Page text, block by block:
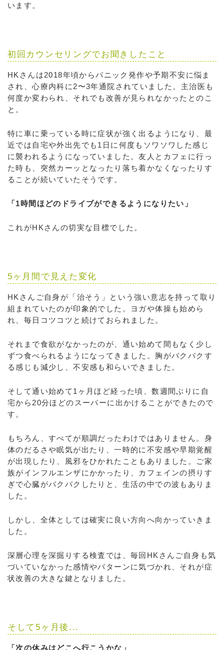
います。
初回カウンセリングでお聞きしたこと
HKさんは2018年頃からパニック発作や予期不安に悩ま
され、心療内科に2〜3年通院されていました。主治医も
何度か変わられ、それでも改善が見られなかったとのこ
と。
特に車に乗っている時に症状が強く出るようになり、最
近では自宅や外出先でも1日に何度もソワソワした感じ
に襲われるようになっていました。友人とカフェに行っ
た時も、突然カーッとなったり落ち着かなくなったりす
ることが続いていたそうです。
「1時間ほどのドライブができるようになりたい」
これがHKさんの切実な目標でした。
5ヶ月間で見えた変化
HKさんご自身が「治そう」という強い意志を持って取り
組まれていたのが印象的でした。ヨガや体操も始めら
れ、毎日コツコツと続けておられました。
それまで食欲がなかったのが、通い始めて間もなく少し
ずつ食べられるようになってきました。胸がバクバクす
る感じも減少し、不安感も和らいできました。
そして通い始めて1ヶ月ほど経った頃、数週間ぶりに自
宅から20分ほどのスーパーに出かけることができたので
す。
もちろん、すべてが順調だったわけではありません。身
体のだるさや眠気が出たり、一時的に不安感や早期覚醒
が出現したり、風邪をひかれたこともありました。ご家
族がインフルエンザにかかったり、カフェインの摂りす
ぎで心臓がバクバクしたりと、生活の中での波もありま
した。
しかし、全体としては確実に良い方向へ向かっていきま
した。
深層心理を深掘りする検査では、毎回HKさんご自身も気
づいていなかった感情やパターンに気づかれ、それが症
状改善の大きな鍵となりました。
そして5ヶ月後...
「次の休みはどこへ行こうかな」